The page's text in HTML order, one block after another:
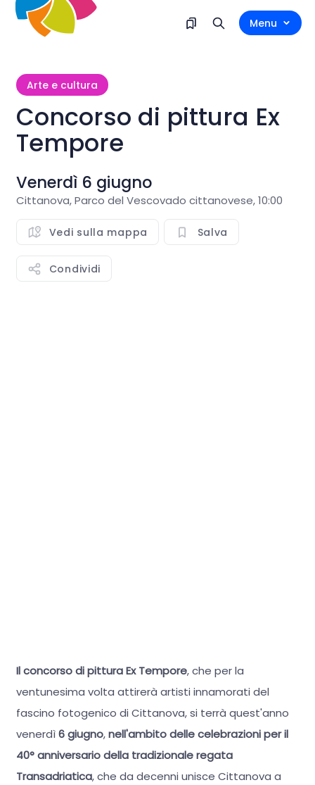
Menu
Arte e cultura
Concorso di pittura Ex
Tempore
Venerdì 6 giugno
Cittanova, Parco del Vescovado cittanovese, 10:00
Vedi sulla mappa Salva
Condividi
Il concorso di pittura Ex Tempore, che per la
ventunesima volta attirerà artisti innamorati del
fascino fotogenico di Cittanova, si terrà quest'anno
venerdì6 giugno,nell'ambito delle celebrazioni per il
40° anniversario della tradizionale regata
Transadriatica, che da decenni unisce Cittanova a